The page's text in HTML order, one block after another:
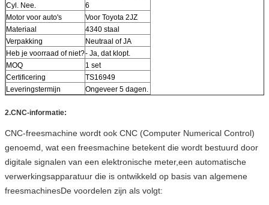
Cyl. Nee.
6
Motor voor auto's
Voor Toyota 2JZ
Materiaal
4340 staal
Verpakking
Neutraal of JA
Heb je voorraad of niet?- Ja, dat klopt.
MOQ
1 set
Certificering
TS16949
Leveringstermijn
Ongeveer 5 dagen.
2.CNC-informatie:
CNC-freesmachine wordt ook CNC (Computer Numerical Control)
genoemd, wat een freesmachine betekent die wordt bestuurd door
digitale signalen van een elektronische meter,een automatische
verwerkingsapparatuur die is ontwikkeld op basis van algemene
freesmachinesDe voordelen zijn als volgt: